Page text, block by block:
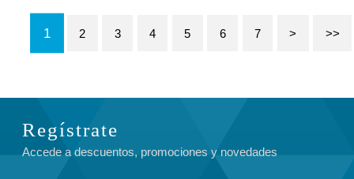
1 2 3 4 5 6 7 > >>
Regístrate
Accede a descuentos, promociones y novedades